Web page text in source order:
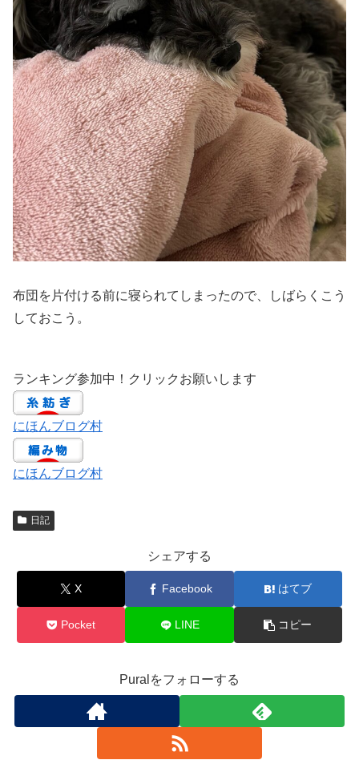
布団を片付ける前に寝られてしまったので、しばらくこう
しておこう。
ランキング参加中！クリックお願いします
にほんブログ村
にほんブログ村
日記
シェアする
X Facebook はてブ
Pocket LINE コピー
Puralをフォローする